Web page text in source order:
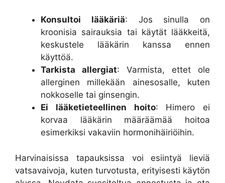
Konsultoi lääkäriä: Jos sinulla on
kroonisia sairauksia tai käytät lääkkeitä,
keskustele lääkärin kanssa ennen
käyttöä.
Tarkista allergiat: Varmista, ettet ole
allerginen millekään ainesosalle, kuten
nokkoselle tai ginsengin.
Ei lääketieteellinen hoito: Himero ei
korvaa lääkärin määräämää hoitoa
esimerkiksi vakaviin hormonihäiriöihin.
Harvinaisissa tapauksissa voi esiintyä lieviä
vatsavaivoja, kuten turvotusta, erityisesti käytön